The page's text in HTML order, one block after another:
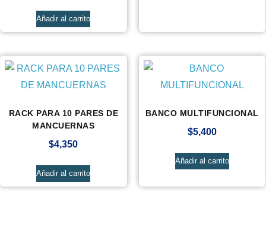
Añadir al carrito
RACK PARA 10 PARES DE
MANCUERNAS
$4,350
Añadir al carrito
BANCO MULTIFUNCIONAL
$5,400
Añadir al carrito